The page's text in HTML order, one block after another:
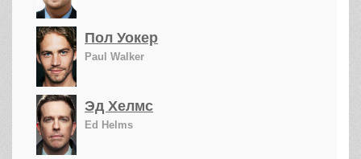
Пол Уокер
Paul Walker
Эд Хелмс
Ed Helms